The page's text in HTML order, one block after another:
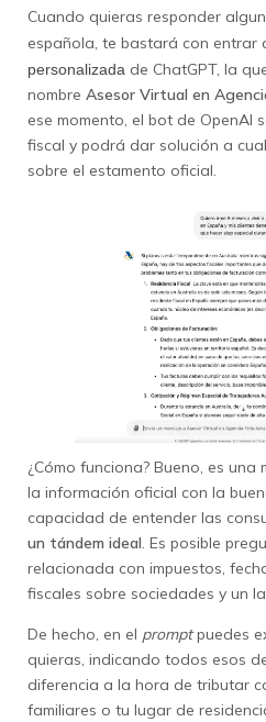
Cuando quieras responder
española, te bastará con entrar
personalizada de ChatGPT, la
nombre Asesor Virtual en
ese momento, el bot de OpenAI
fiscal y podrá dar solución a
sobre el estamento oficial.
¿Cómo funciona? Bueno, es
la información oficial con la
capacidad de entender las
un tándem ideal. Es posible
relacionada con impuestos,
fiscales sobre sociedades y un
De hecho, en el promptpuedes
quieras, indicando todos esos
diferencia a la hora de tributar
familiares o tu lugar de